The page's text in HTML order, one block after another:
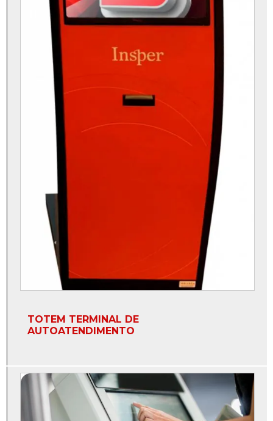
Terminal de pagamento automático preço
Terminal gerenciador de senhas
Terminal para tablet
Tote autoatendimento restaurante
Totem atendimento ao cliente
Totem atendimento preço
Totem atendimento virtual
Totem auto atendimento
Totem auto atendimento academia
Totem auto atendimento hospitalar
Totem auto atendimento preço
Totem auto atendimento restaurante preço
Totem de autoatendimento com impressora
Totem de autoatendimento restaurante
Totem de avaliação de atendimento
TOTEM TERMINAL DE
AUTOATENDIMENTO